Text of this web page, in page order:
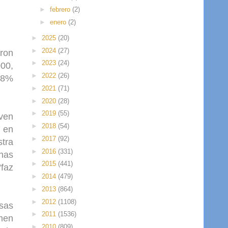
en
► febrero (2)
► enero (2)
► 2025 (20)
► 2024 (27)
► 2023 (24)
► 2022 (26)
► 2021 (71)
► 2020 (28)
► 2019 (55)
► 2018 (54)
► 2017 (92)
► 2016 (331)
► 2015 (441)
► 2014 (479)
► 2013 (864)
► 2012 (1108)
► 2011 (1536)